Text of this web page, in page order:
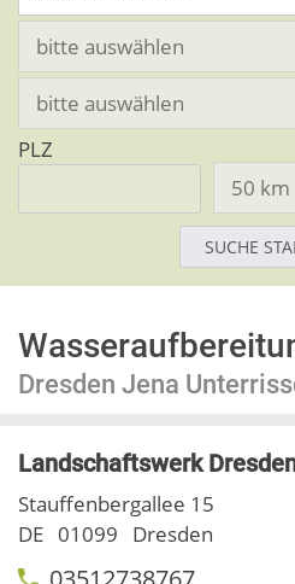
PLZ
Dresden Jena
Landschaftswerk
Stauffenbergallee 15
DE 01099 Dresden